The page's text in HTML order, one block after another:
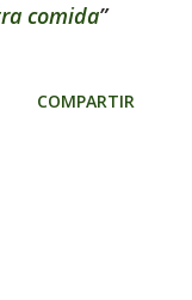
comida
COMPARTIR